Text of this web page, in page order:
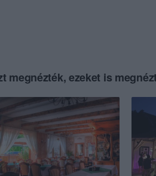
megnézték, ezeket is